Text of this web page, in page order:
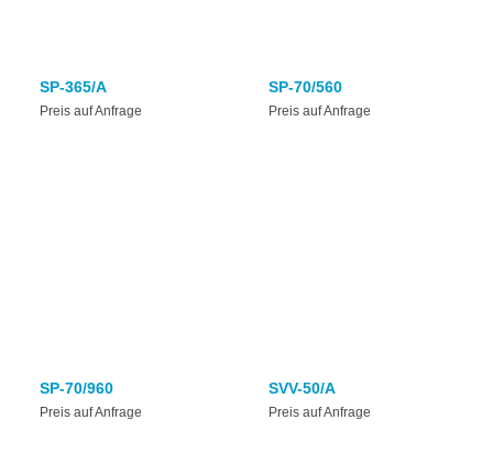
SP-365/A
Preis auf Anfrage
SP-70/560
Preis auf Anfrage
SP-70/960
Preis auf Anfrage
SVV-50/A
Preis auf Anfrage